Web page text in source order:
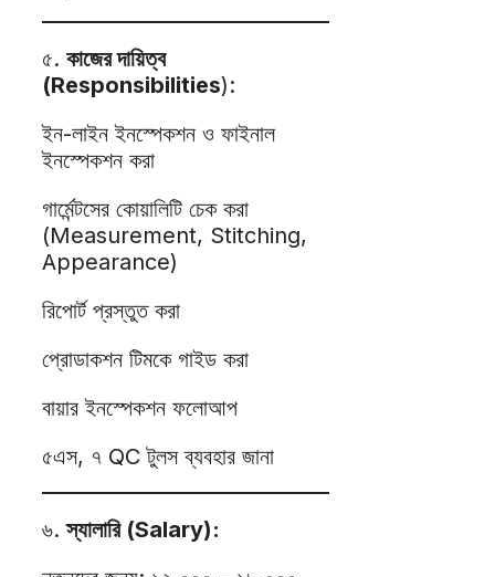
৫. কাজের দায়িত্ব
(Responsibilities):
ইন-লাইন ইনস্পেকশন ও ফাইনাল
ইনস্পেকশন করা
গার্মেন্টসের কোয়ালিটি চেক করা
(Measurement, Stitching,
Appearance)
রিপোর্ট প্রস্তুত করা
প্রোডাকশন টিমকে গাইড করা
বায়ার ইনস্পেকশন ফলোআপ
৫এস, ৭ QC টুলস ব্যবহার জানা
৬.স্যালারি (Salary):